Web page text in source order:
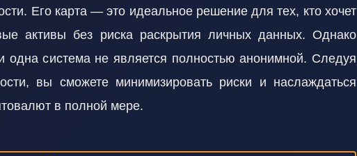
Его карта — это идеальное решение для тех, кто хочет
активы без риска раскрытия личных данных. Однако
одна система не является полностью анонимной. Следуя
вы сможете минимизировать риски и наслаждаться
в полной мере.